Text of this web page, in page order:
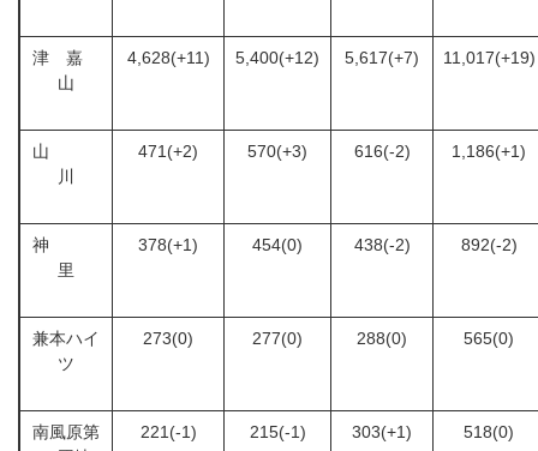
津 嘉
山
4,628(+11) 5,400(+12) 5,617(+7) 11,017(+19)
山
川
471(+2) 570(+3) 616(-2) 1,186(+1)
神
里
378(+1) 454(0) 438(-2) 892(-2)
兼本ハイ
ツ
273(0) 277(0) 288(0) 565(0)
南風原第
221(-1) 215(-1) 303(+1) 518(0)